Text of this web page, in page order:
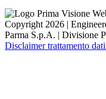
Copyright 2026 |
Parma S.p.A. | Divisione
Disclaimer trattamento